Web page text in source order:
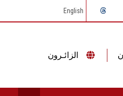
English